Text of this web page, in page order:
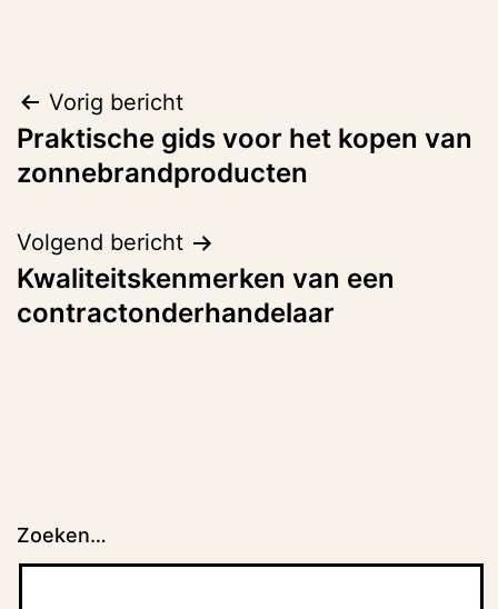
Bericht
navigatie
Vorig bericht
Praktische gids voor het kopen van
zonnebrandproducten
Volgend bericht
Kwaliteitskenmerken van een
contractonderhandelaar
Zoeken…